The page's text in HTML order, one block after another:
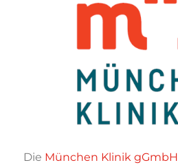
Die München Klinik gGmbH